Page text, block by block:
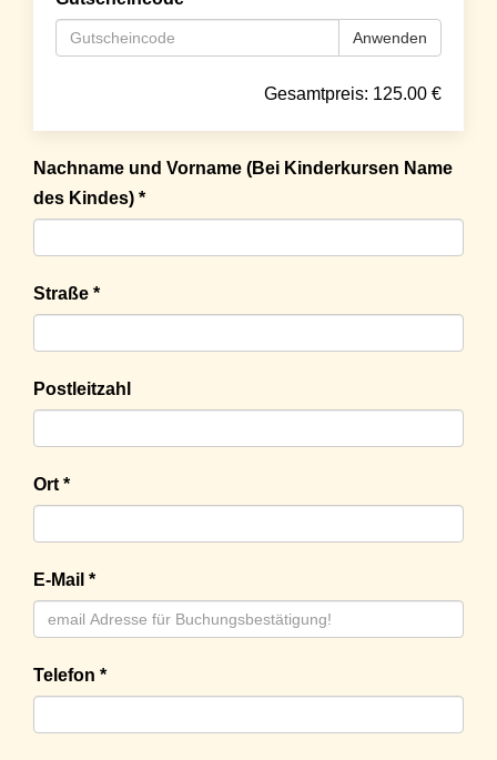
Anwenden
Gesamtpreis: 125.00 €
Nachname und Vorname (Bei Kinderkursen Name
des Kindes) *
Straße *
Postleitzahl
Ort *
E-Mail *
Telefon *